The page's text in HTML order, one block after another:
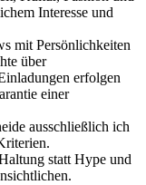
Interesse und
mit Persönlichkeiten
über
erfolgen
einer
ausschließlich ich
statt Hype und